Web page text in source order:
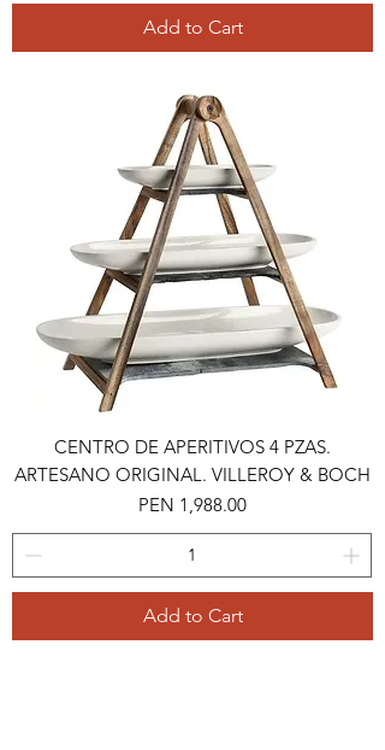
Add to Cart
CENTRO DE APERITIVOS 4 PZAS.
ARTESANO ORIGINAL. VILLEROY & BOCH
Price
PEN 1,988.00
Add to Cart